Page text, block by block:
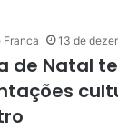
Franca 13 de
de Natal